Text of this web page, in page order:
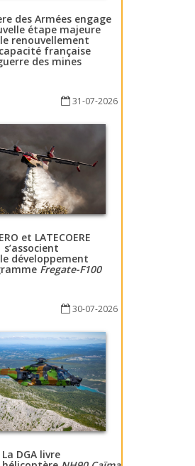
des Armées engage
étape majeure
renouvellement
française
des mines
31-07-2026
et LATECOERE
s’associent
développement
Fregate-F100
30-07-2026
La DGA livre